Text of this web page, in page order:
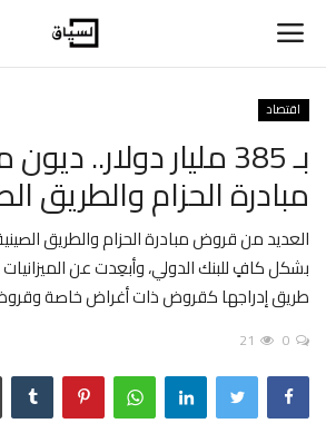
الرئيسية
حوارات
اتصل بنا
في المنتصف
عن السياق
اقتصاد
بـ 385 مليار دولار..
مبادرة الحزام والطريق
العديد من قروض مبادرة الحزام والطريق
بشكل كافٍ للبنك الدولي، وأبعِدت عن
طريق إدراجها كقروض ذات أغراض خاصة
0
21